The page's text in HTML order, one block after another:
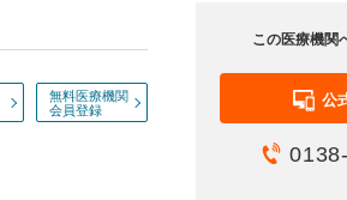
無料医療機関
会員登録
この医療機関
公